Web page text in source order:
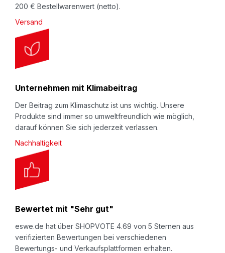
200 € Bestellwarenwert (netto).
Versand
Unternehmen mit Klimabeitrag
Der Beitrag zum Klimaschutz ist uns wichtig. Unsere
Produkte sind immer so umweltfreundlich wie möglich,
darauf können Sie sich jederzeit verlassen.
Nachhaltigkeit
Bewertet mit "Sehr gut"
eswe.de hat über SHOPVOTE 4.69 von 5 Sternen aus
verifizierten Bewertungen bei verschiedenen
Bewertungs- und Verkaufsplattformen erhalten.